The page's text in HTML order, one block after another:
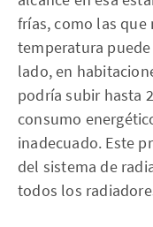
frías, como las
temperatura
lado, en
podría subir hasta
consumo
inadecuado. Este
del sistema de
todos los